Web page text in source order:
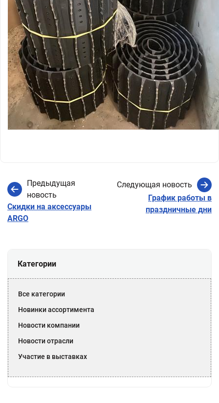
Предыдущая
новость
Скидки на аксессуары
ARGO
Следующая новость
График работы в
праздничные дни
Категории
Все категории
Новинки ассортимента
Новости компании
Новости отрасли
Участие в выставках